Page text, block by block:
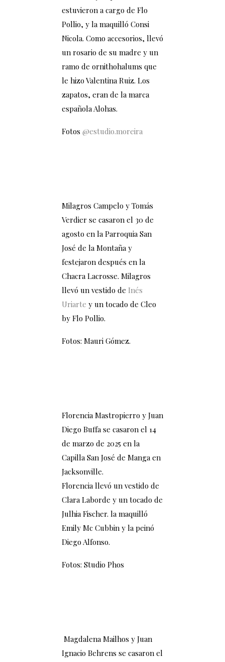
estuvieron a cargo de Flo
Pollio, y la maquilló Consi
Nicola. Como accesorios, llevó
un rosario de su madre y un
ramo de ornithohalums que
le hizo Valentina Ruiz. Los
zapatos, eran de la marca
española Alohas.
Fotos @estudio.moreira
Milagros Campelo y Tomás
Verdier se casaron el 30 de
agosto en la Parroquia San
José de la Montaña y
festejaron después en la
Chacra Lacrosse. Milagros
llevó un vestido de Inés
Uriarte y un tocado de Cleo
by Flo Pollio.
Fotos: Mauri Gómez.
Florencia Mastropierro y Juan
Diego Buffa se casaron el 14
de marzo de 2025 en la
Capilla San José de Manga en
Jacksonville.
Florencia llevó un vestido de
Clara Laborde y un tocado de
Julhia Fischer. la maquilló
Emily Mc Cubbin y la peinó
Diego Alfonso.
Fotos: Studio Phos
Magdalena Mailhos y Juan
Ignacio Behrens se casaron el